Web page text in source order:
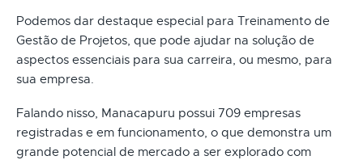
Podemos dar destaque especial para Treinamento de
Gestão de Projetos, que pode ajudar na solução de
aspectos essenciais para sua carreira, ou mesmo, para
sua empresa.
Falando nisso, Manacapuru possui 709 empresas
registradas e em funcionamento, o que demonstra um
grande potencial de mercado a ser explorado com